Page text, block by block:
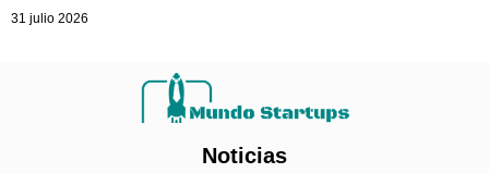
31 julio 2026
Noticias